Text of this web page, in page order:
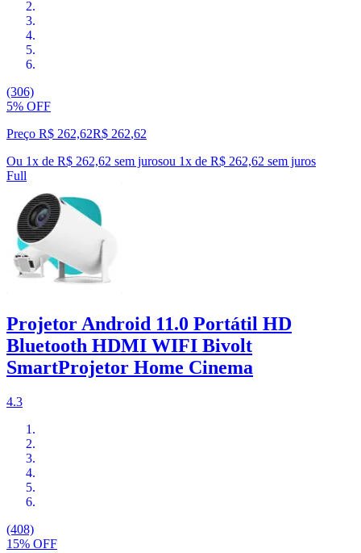
(306)
5% OFF
Preço R$ 262,62R$ 262,62
Ou 1x de R$ 262,62 sem jurosou 1x de R$ 262,62 sem juros
Full
Projetor Android 11.0 Portátil HD
Bluetooth HDMI WIFI Bivolt
SmartProjetor Home Cinema
4.3
(408)
15% OFF